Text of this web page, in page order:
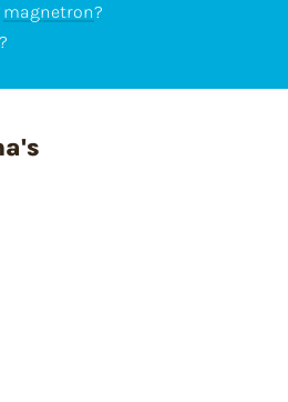
magnetron?
?